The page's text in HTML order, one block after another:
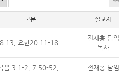
본문 설교자
8:13, 요한20:11-18
전재홍 담임
목사
음 3:1-2, 7:50-52,
전재홍 담임